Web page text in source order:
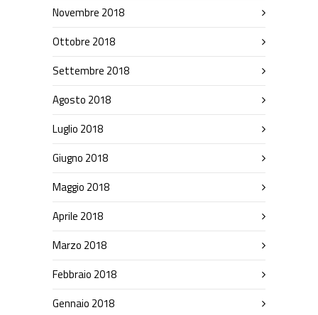
Novembre 2018
Ottobre 2018
Settembre 2018
Agosto 2018
Luglio 2018
Giugno 2018
Maggio 2018
Aprile 2018
Marzo 2018
Febbraio 2018
Gennaio 2018